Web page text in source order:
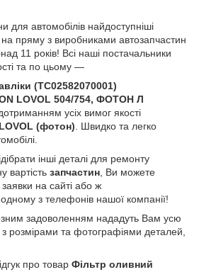
для автомобілів найдоступніші
пряму з виробниками автозапчастин
11 років! Всі наші постачальники
та по цьому —
(TC02582070001)
LOVOL 504/754, ФОТОН Л
усіх вимог якості
(фотон) . Швидко та легко
інші деталі для ремонту
вартість запчастин , Ви можете
на сайті або ж
з телефонів нашої компанії!
задоволенням нададуть Вам усю
розмірами та фотографіями деталей,
про товар Фільтр оливний